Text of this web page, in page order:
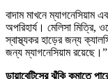
বাদাম মাখনে ম্যাগনেসিয়াম
অপরিহার্য। মেলিসা মিত্রি,
স্বাস্থ্যকর হাড়ের জন্য
জন্য ম্যাগনেসিয়াম রয়েছে।”
ডায়াবেটিসের ঝুঁকি কমাতে